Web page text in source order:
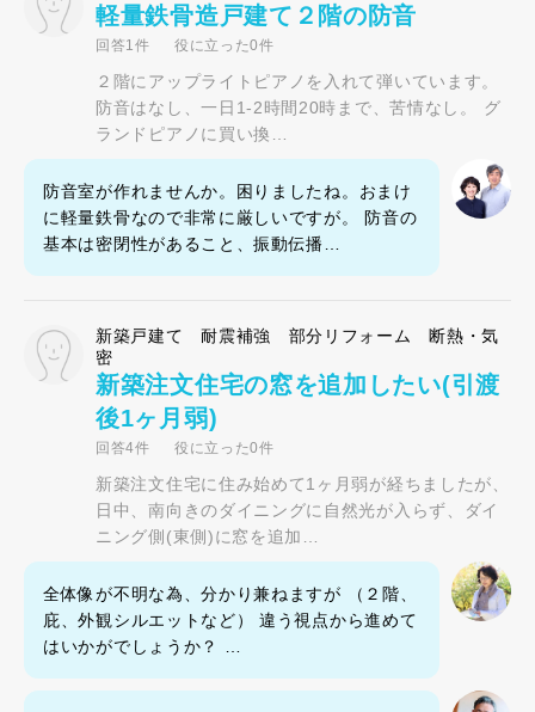
軽量鉄骨造戸建て２階の防音
回答1件 役に立った0件
２階にアップライトピアノを入れて弾いています。
防音はなし、一日1-2時間20時まで、苦情なし。 グ
ランドピアノに買い換…
防音室が作れませんか。困りましたね。おまけ
に軽量鉄骨なので非常に厳しいですが。 防音の
基本は密閉性があること、振動伝播…
新築戸建て 耐震補強 部分リフォーム 断熱・気
密
新築注文住宅の窓を追加したい(引渡
後1ヶ月弱)
回答4件 役に立った0件
新築注文住宅に住み始めて1ヶ月弱が経ちましたが、
日中、南向きのダイニングに自然光が入らず、ダイ
ニング側(東側)に窓を追加…
全体像が不明な為、分かり兼ねますが （２階、
庇、外観シルエットなど） 違う視点から進めて
はいかがでしょうか？ …